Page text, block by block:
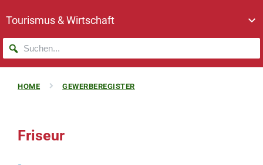
Tourismus & Wirtschaft
HOME GEWERBEREGISTER
Friseur